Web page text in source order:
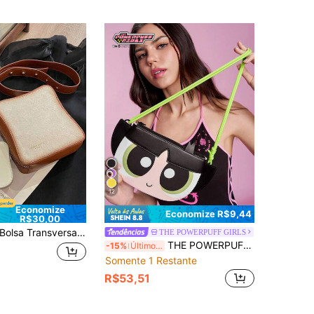
Economize
R$30,00
Bolsa Transversal Personalizada Criativa, Adequada para Uso Diário, Também Adequada para Adolescentes, Mulheres, Estudantes Universitários, Trabalhadores de Escritório, Novos Profissionais, Etc. Perfeita para Festas, Bailes, Jantares, Casamentos, Compras, Férias, Praias, Férias, Atividades ao Ar Livre, Viagens, Passeios e Outras Ocasiões. O Melhor Presente Personalizado para Mulheres, Mães e Namoradas
12
Economize R$9,44
THE POWERPUFF GIRLS
-15% Últimos 3 dias THE POWERPUFF GIRLS X SHEIN Bolsa Transversal de Couro Sintético com Desenho de Menina Super- Cartoon, Bolsa de Ombro com Design de Personagem Fofo, Mini Bolsa Tiracolo para Meninas & Adolescentes
Somente 1 Restante
R$53,51